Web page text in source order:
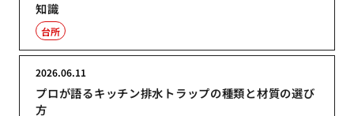
知識
台所
プロが語るキッチン排水トラップの種類と材質の選び
方
2026.06.11